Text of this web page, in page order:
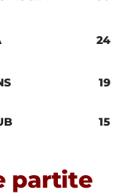
partite
24
19
15